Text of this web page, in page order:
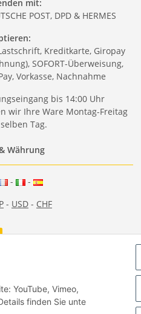
mit:
POST, DPD & HERMES
Kreditkarte, Giropay
SOFORT-Überweisung,
Vorkasse, Nachnahme
bis 14:00 Uhr
wir Ihre Ware Montag-Freitag
Tag.
Währung
-
-
- USD - CHF
YouTube, Vimeo,
finden Sie unte